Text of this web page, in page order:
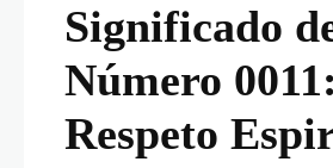
Significado
Número 0011:
Respeto